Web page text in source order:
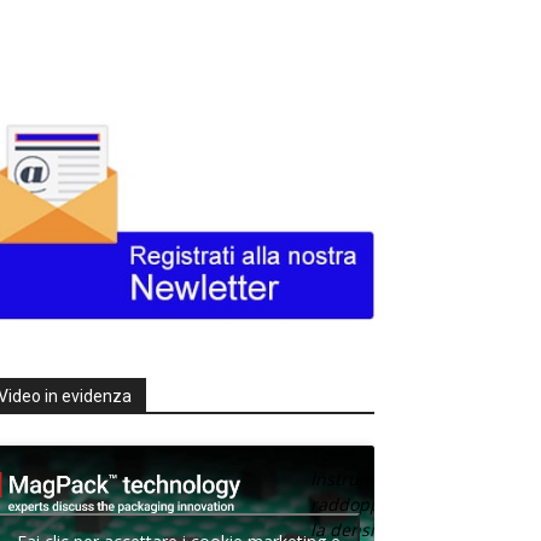
in evidenza
Texas
raddoppia
la densità